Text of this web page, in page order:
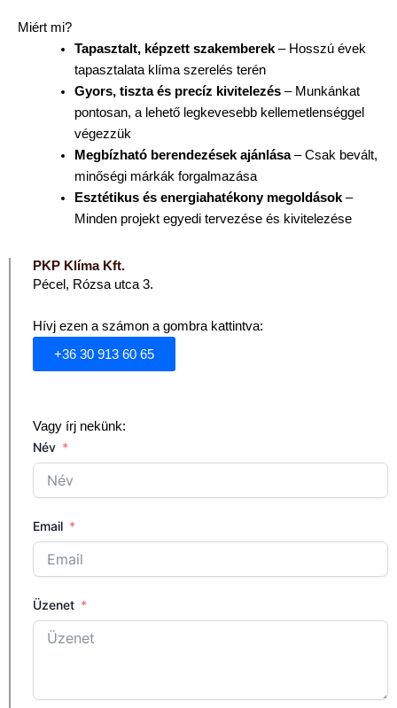
Miért mi?
Tapasztalt, képzett szakemberek– Hosszú évek
tapasztalata klíma szerelés terén
Gyors, tiszta és precíz kivitelezés– Munkánkat
pontosan, a lehető legkevesebb kellemetlenséggel
végezzük
Megbízható berendezések ajánlása– Csak bevált,
minőségi márkák forgalmazása
Esztétikus és energiahatékony megoldások–
Minden projekt egyedi tervezése és kivitelezése
PKP Klíma Kft.
Pécel, Rózsa utca 3.
Hívj ezen a számon a gombra kattintva:
+36 30 913 60 65
Vagy írj nekünk:
Név
Email
Üzenet